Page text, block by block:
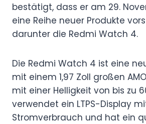
bestätigt, dass er am 29.
eine Reihe neuer Produkte
darunter die Redmi Watch 4.
Die Redmi Watch 4 ist eine
mit einem 1,97 Zoll großen
mit einer Helligkeit von bis zu
verwendet ein LTPS-Display
Stromverbrauch und hat ein